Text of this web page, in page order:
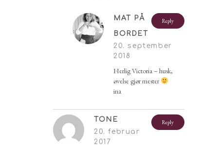
Reply
MAT PÅ
BORDET
20. september
2018
Herlig Victoria – husk,
øvelse gjør mester
ina
Reply
TONE
20. februar
2017